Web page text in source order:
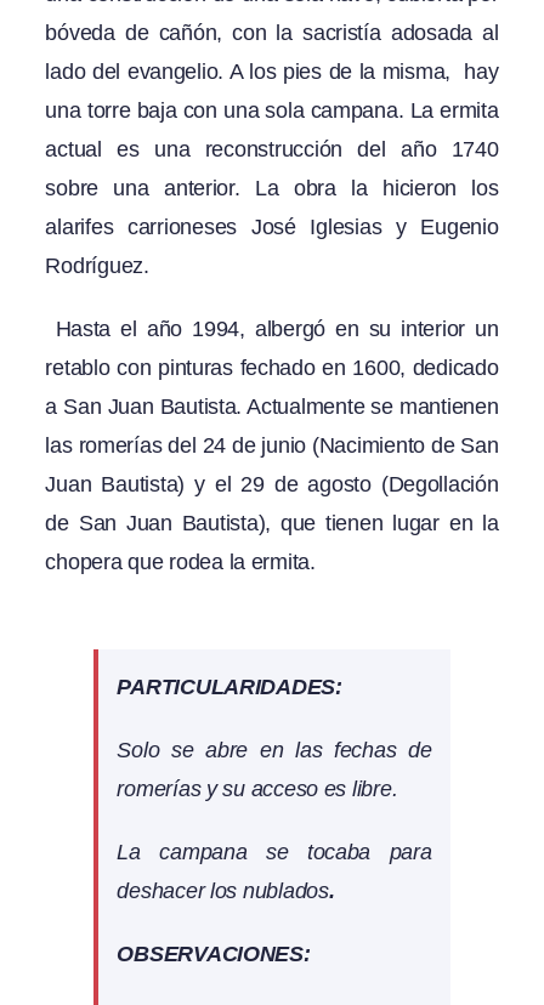
bóveda de cañón, con la sacristía adosada al
lado del evangelio. A los pies de la misma, hay
una torre baja con una sola campana. La ermita
actual es una reconstrucción del año 1740
sobre una anterior. La obra la hicieron los
alarifes carrioneses José Iglesias y Eugenio
Rodríguez.
Hasta el año 1994, albergó en su interior un
retablo con pinturas fechado en 1600, dedicado
a San Juan Bautista. Actualmente se mantienen
las romerías del 24 de junio (Nacimiento de San
Juan Bautista) y el 29 de agosto (Degollación
de San Juan Bautista), que tienen lugar en la
chopera que rodea la ermita.
PARTICULARIDADES:
Solo se abre en las fechas de
romerías y su acceso es libre.
La campana se tocaba para
deshacer los nublados.
OBSERVACIONES: